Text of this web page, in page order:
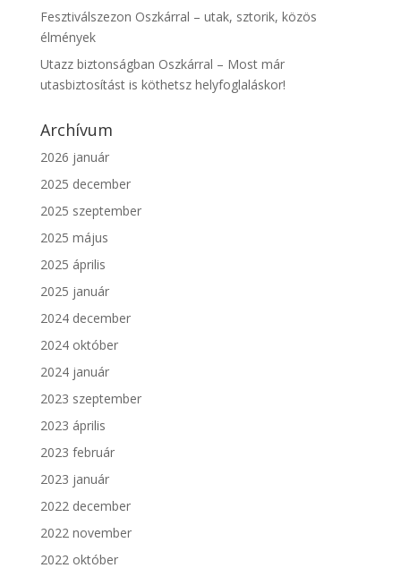
Fesztiválszezon Oszkárral – utak, sztorik, közös
élmények
Utazz biztonságban Oszkárral – Most már
utasbiztosítást is köthetsz helyfoglaláskor!
Archívum
2026 január
2025 december
2025 szeptember
2025 május
2025 április
2025 január
2024 december
2024 október
2024 január
2023 szeptember
2023 április
2023 február
2023 január
2022 december
2022 november
2022 október